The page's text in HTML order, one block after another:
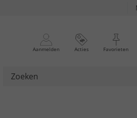
Aanmelden Acties Favorieten